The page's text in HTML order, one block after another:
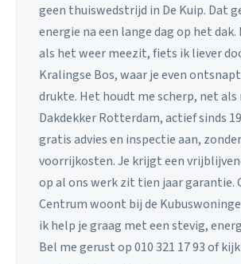
geen thuiswedstrijd in De Kuip. Dat
energie na een lange dag op het dak.
als het weer meezit, fiets ik liever
Kralingse Bos, waar je even
drukte. Het houdt me scherp, net als
Dakdekker Rotterdam, actief sinds
gratis advies en inspectie aan, zonder
voorrijkosten. Je krijgt een
op al ons werk zit tien jaar garantie.
Centrum woont bij de
ik help je graag met een stevig,
Bel me gerust op 010 321 17 93 of